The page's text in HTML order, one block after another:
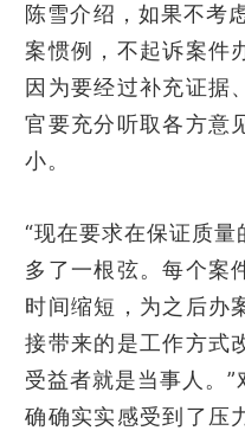
陈雪介绍，如果不考
案惯例，不起诉案件
因为要经过补充证据
官要充分听取各方意
小。
“现在要求在保证质
多了一根弦。每个案
时间缩短，为之后办
接带来的是工作方式
受益者就是当事人。”
确确实实感受到了压